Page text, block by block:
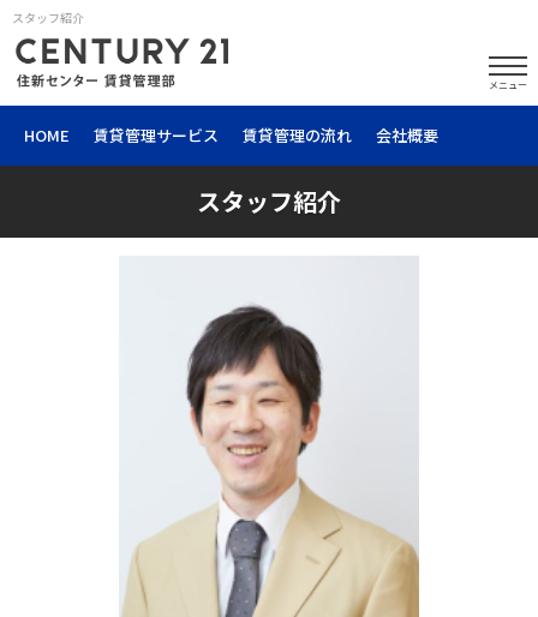
スタッフ紹介
メニュー
HOME 賃貸管理サービス 賃貸管理の流れ 会社概要
スタッフ紹介